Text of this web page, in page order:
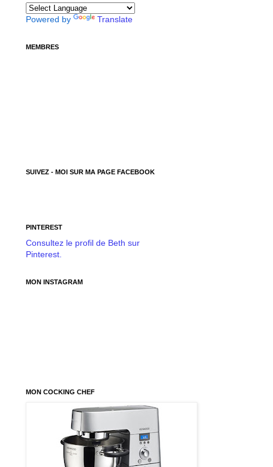
Powered by Translate
MEMBRES
SUIVEZ - MOI SUR MA PAGE FACEBOOK
PINTEREST
Consultez le profil de Beth sur
Pinterest.
MON INSTAGRAM
MON COCKING CHEF